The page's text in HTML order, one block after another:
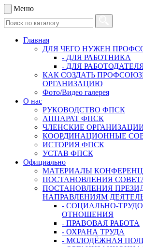
Меню
Главная
ДЛЯ ЧЕГО НУЖЕН
- ДЛЯ РАБОТНИКА
- ДЛЯ
КАК СОЗДАТЬ
ОРГАНИЗАЦИЮ
Фото/Видео галерея
О нас
РУКОВОДСТВО ФПСК
АППАРАТ ФПСК
ЧЛЕНСКИЕ
КООРДИНАЦИОННЫЕ
ИСТОРИЯ ФПСК
УСТАВ ФПСК
Официально
МАТЕРИАЛЫ
ПОСТАНОВЛЕНИЯ
ПОСТАНОВЛЕНИЯ
НАПРАВЛЕНИЯМ
- СОЦИАЛЬНО-
ОТНОШЕНИЯ
- ПРАВОВАЯ РАБОТА
- ОХРАНА ТРУДА
- МОЛОДЁЖНАЯ